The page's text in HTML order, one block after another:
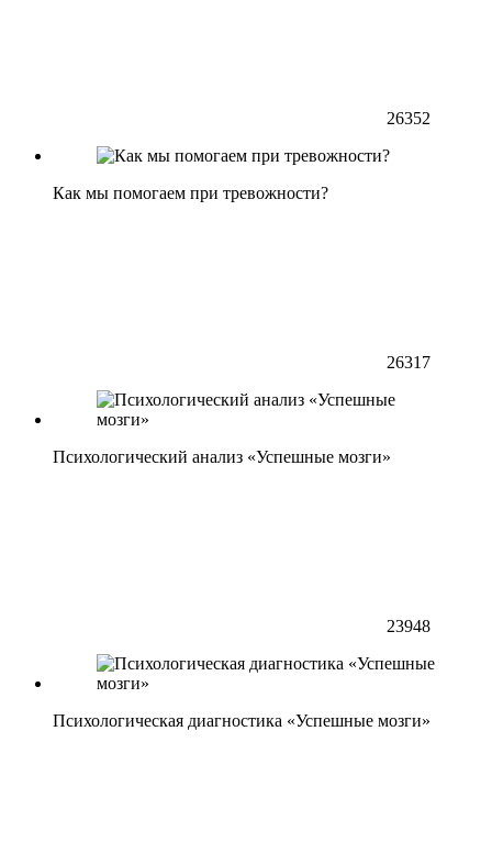
26352
Как мы помогаем при тревожности?
26317
Психологический анализ «Успешные мозги»
23948
Психологическая диагностика «Успешные мозги»